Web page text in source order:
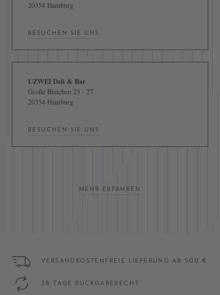
20354 Hamburg
BESUCHEN SIE UNS
UZWEI Deli & Bar
Große Bleichen 23 - 27
20354 Hamburg
BESUCHEN SIE UNS
MEHR ERFAHREN
VERSANDKOSTENFREIE LIEFERUNG AB 500 €
28 TAGE RÜCKGABERECHT